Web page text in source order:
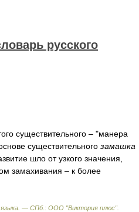
русского
существительного – "манера
существительного замашка
шло от узкого значения,
замахивания – к более
языка. — СПб.: ООО "Виктория плюс".